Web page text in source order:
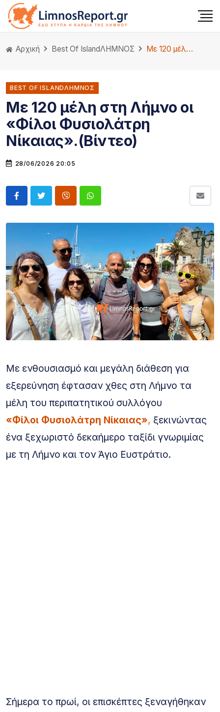
Αρχική Best Of IslandΛΗΜΝΟΣ Με 120 μέλη στη Λήμνο οι «Φίλοι Φυσιολάτρη Νίκαιας».(Βίντεο)
BEST OF ISLANDΛΗΜΝΟΣ
Με 120 μέλη στη Λήμνο οι
«Φίλοι Φυσιολάτρη
Νίκαιας».(Βίντεο)
28/06/2026 20:05
Με ενθουσιασμό και μεγάλη διάθεση για
εξερεύνηση έφτασαν χθες στη Λήμνο τα
μέλη του περιπατητικού συλλόγου
«Φίλοι Φυσιολάτρη Νίκαιας», ξεκινώντας
ένα ξεχωριστό δεκαήμερο ταξίδι γνωριμίας
με τη Λήμνο και τον Άγιο Ευστράτιο.
Σήμερα το πρωί, οι επισκέπτες ξεναγήθηκαν